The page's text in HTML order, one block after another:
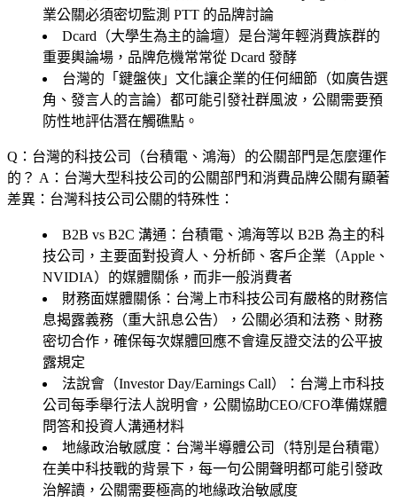
業公關必須密切監測 PTT 的品牌討論
Dcard（大學生為主的論壇）是台灣年輕消費族群的
重要輿論場，品牌危機常常從 Dcard 發酵
台灣的「鍵盤俠」文化讓企業的任何細節（如廣告選
角、發言人的言論）都可能引發社群風波，公關需要預
防性地評估潛在觸礁點。
Q：台灣的科技公司（台積電、鴻海）的公關部門是怎麼運作
的？ A：台灣大型科技公司的公關部門和消費品牌公關有顯著
差異：台灣科技公司公關的特殊性：
B2B vs B2C 溝通 ：台積電、鴻海等以 B2B 為主的科
技公司，主要面對投資人、分析師、客戶企業（Apple、
NVIDIA）的媒體關係，而非一般消費者
財務面媒體關係 ：台灣上市科技公司有嚴格的財務信
息揭露義務（重大訊息公告），公關必須和法務、財務
密切合作，確保每次媒體回應不會違反證交法的公平披
露規定
法說會（Investor Day/Earnings Call）
：台灣上市科技
公司每季舉行法人說明會，公關協助CEO/CFO準備媒體
問答和投資人溝通材料
地緣政治敏感度 ：台灣半導體公司（特別是台積電）
在美中科技戰的背景下，每一句公開聲明都可能引發政
治解讀，公關需要極高的地緣政治敏感度